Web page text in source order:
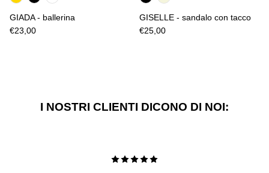
GIADA - ballerina
€23,00
GISELLE - sandalo con tacco
€25,00
I NOSTRI CLIENTI DICONO DI NOI: